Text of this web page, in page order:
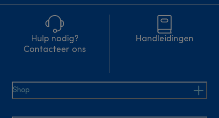
Hulp nodig?
Contacteer ons
Handleidingen
Shop